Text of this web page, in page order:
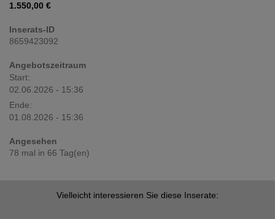
1.550,00 €
Inserats-ID
8659423092
Angebotszeitraum
Start:
02.06.2026 - 15:36
Ende:
01.08.2026 - 15:36
Angesehen
78 mal in 66 Tag(en)
Vielleicht interessieren Sie diese Inserate: